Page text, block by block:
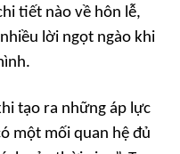
tiết nào về hôn lễ,
lời ngọt ngào khi
tạo ra những áp lực
một mối quan hệ đủ